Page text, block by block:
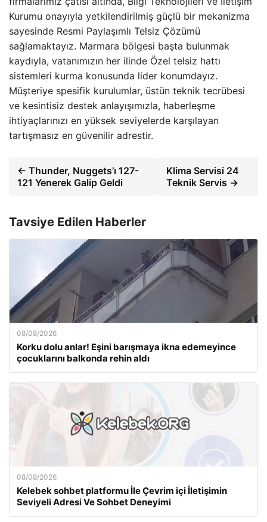
Kurumu onayıyla yetkilendirilmiş güçlü bir mekanizma
sayesinde Resmi Paylaşımlı Telsiz Çözümü
sağlamaktayız. Marmara bölgesi başta bulunmak
kaydıyla, vatanımızın her ilinde Özel telsiz hattı
sistemleri kurma konusunda lider konumdayız.
Müşteriye spesifik kurulumlar, üstün teknik tecrübesi
ve kesintisiz destek anlayışımızla, haberleşme
ihtiyaçlarınızı en yüksek seviyelerde karşılayan
tartışmasız en güvenilir adrestir.
← Thunder, Nuggets’ı 127-
121 Yenerek Galip Geldi
Klima Servisi 24
Teknik Servis →
Tavsiye Edilen Haberler
08/08/2026
Korku dolu anlar! Eşini barışmaya ikna edemeyince
çocuklarını balkonda rehin aldı
08/08/2026
Kelebek sohbet platformu İle Çevrim içi İletişimin
Seviyeli Adresi Ve Sohbet Deneyimi